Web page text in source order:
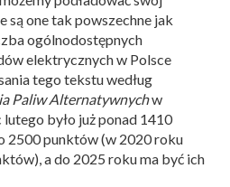
są one tak powszechne jak
ogólnodostępnych
elektrycznych w Polsce
tego tekstu według
Paliw Alternatywnychw
było już ponad 1410
2500 punktów (w 2020 roku
a do 2025 roku ma być ich